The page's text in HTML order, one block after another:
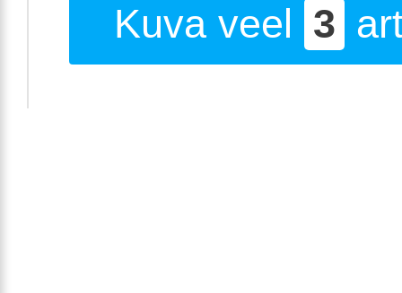
Kuva veel 3